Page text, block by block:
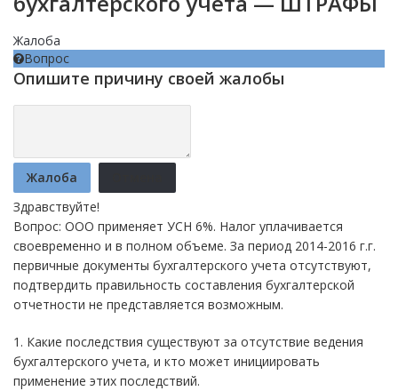
Жалоба
Вопрос
Опишите причину своей жалобы
Жалоба
Здравствуйте!
Вопрос: ООО применяет УСН 6%. Налог уплачивается
своевременно и в полном объеме. За период 2014-2016 г.г.
первичные документы бухгалтерского учета отсутствуют,
подтвердить правильность составления бухгалтерской
отчетности не представляется возможным.
1. Какие последствия существуют за отсутствие ведения
бухгалтерского учета, и кто может инициировать
применение этих последствий.